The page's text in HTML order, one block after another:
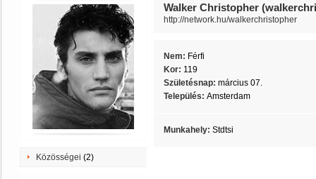
Közösségei (2)
Walker Christopher
http://network.hu/walkerchristopher
Nem: Férfi
Kor: 119
Születésnap: március 07.
Település: Amsterdam
Munkahely: Stdtsi